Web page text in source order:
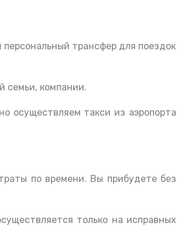
трансфер для поездок
семьи, компании.
осуществляем такси из аэропорта
по времени. Вы прибудете без
только на исправных